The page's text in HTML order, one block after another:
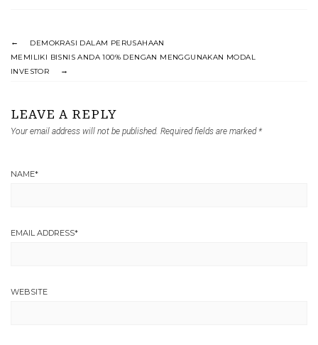
DEMOKRASI DALAM PERUSAHAAN
MEMILIKI BISNIS ANDA 100% DENGAN MENGGUNAKAN MODAL
INVESTOR
LEAVE A REPLY
Your email address will not be published. Required fields are marked *
NAME*
EMAIL ADDRESS*
WEBSITE